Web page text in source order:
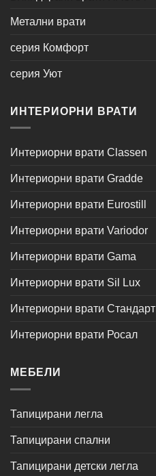
Метални врати
серия Комфорт
серия Уют
ИНТЕРИОРНИ ВРАТИ
Интериорни врати Classen
Интериорни врати Gradde
Интериорни врати Eurostill
Интериорни врати Variodor
Интериорни врати Gama
Интериорни врати Sil Lux
Интериорни врати Стандарт
Интериорни врати Росал
МЕБЕЛИ
Тапицирани легла
Тапицирани спални
Тапицирани детски легла